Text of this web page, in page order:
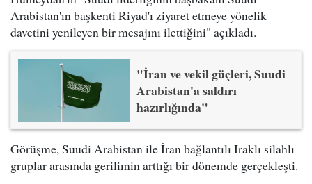
Arabistan'ın başkenti Riyad'ı ziyaret etmeye yönelik
davetini yenileyen bir mesajını ilettiğini" açıkladı.
"İran ve vekil güçleri, Suudi
Arabistan'a saldırı
hazırlığında"
Görüşme, Suudi Arabistan ile İran bağlantılı Iraklı silahlı
gruplar arasında gerilimin arttığı bir dönemde gerçekleşti.